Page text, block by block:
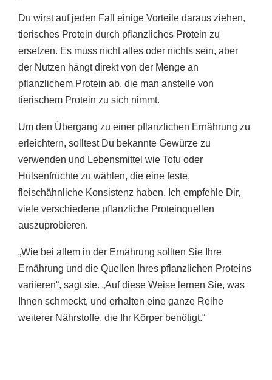
Du wirst auf jeden Fall einige Vorteile daraus ziehen,
tierisches Protein durch pflanzliches Protein zu
ersetzen. Es muss nicht alles oder nichts sein, aber
der Nutzen hängt direkt von der Menge an
pflanzlichem Protein ab, die man anstelle von
tierischem Protein zu sich nimmt.
Um den Übergang zu einer pflanzlichen Ernährung zu
erleichtern, solltest Du bekannte Gewürze zu
verwenden und Lebensmittel wie Tofu oder
Hülsenfrüchte zu wählen, die eine feste,
fleischähnliche Konsistenz haben. Ich empfehle Dir,
viele verschiedene pflanzliche Proteinquellen
auszuprobieren.
„Wie bei allem in der Ernährung sollten Sie Ihre
Ernährung und die Quellen Ihres pflanzlichen Proteins
variieren“, sagt sie. „Auf diese Weise lernen Sie, was
Ihnen schmeckt, und erhalten eine ganze Reihe
weiterer Nährstoffe, die Ihr Körper benötigt.“